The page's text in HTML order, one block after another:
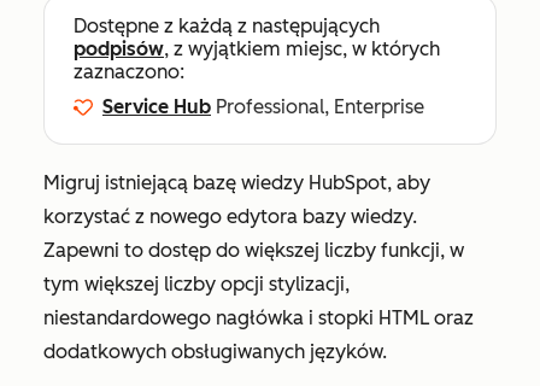
Dostępne z każdą z następujących
podpisów, z wyjątkiem miejsc, w których
zaznaczono:
Service Hub Professional, Enterprise
Migruj istniejącą bazę wiedzy HubSpot, aby
korzystać z nowego edytora bazy wiedzy.
Zapewni to dostęp do większej liczby funkcji, w
tym większej liczby opcji stylizacji,
niestandardowego nagłówka i stopki HTML oraz
dodatkowych obsługiwanych języków.